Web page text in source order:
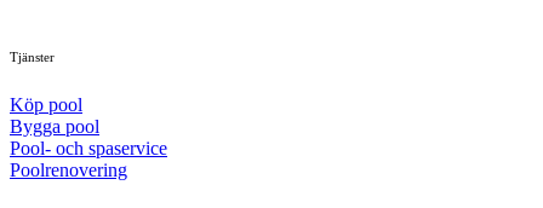
Tjänster
Köp pool
Bygga pool
Pool- och spaservice
Poolrenovering